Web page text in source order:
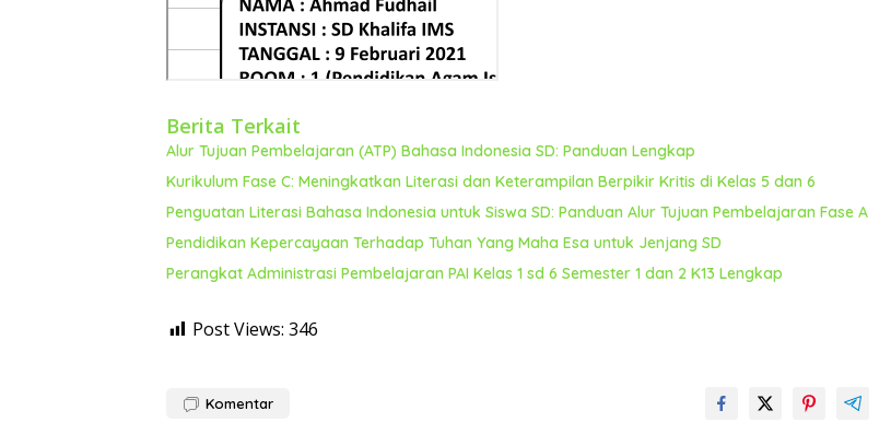
Berita Terkait
Alur Tujuan Pembelajaran (ATP) Bahasa Indonesia SD: Panduan Lengkap
Kurikulum Fase C: Meningkatkan Literasi dan Keterampilan Berpikir Kritis di Kelas 5 dan 6
Penguatan Literasi Bahasa Indonesia untuk Siswa SD: Panduan Alur Tujuan Pembelajaran Fase A
Pendidikan Kepercayaan Terhadap Tuhan Yang Maha Esa untuk Jenjang SD
Perangkat Administrasi Pembelajaran PAI Kelas 1 sd 6 Semester 1 dan 2 K13 Lengkap
Post Views: 346
Komentar